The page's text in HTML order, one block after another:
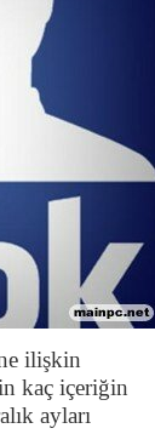
ilişkin
kaç içeriğin
ayları